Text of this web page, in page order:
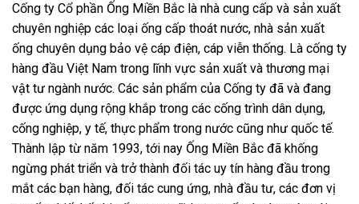
Cống ty Cổ phần Ống Miền Bắc là nhà cung cấp và sản xuất
chuyên nghiệp các loại ống cấp thoát nước, nhà sản xuất
ống chuyên dụng bảo vệ cáp điện, cáp viễn thống. Là cống ty
hàng đầu Việt Nam trong lĩnh vực sản xuất và thương mại
vật tư ngành nước. Các sản phẩm của Cống ty đã và đang
được ứng dụng rộng khắp trong các cống trình dân dụng,
cống nghiệp, y tế, thực phẩm trong nước cũng như quốc tế.
Thành lập từ năm 1993, tới nay Ống Miền Bắc đã khống
ngừng phát triển và trở thành đối tác uy tín hàng đầu trong
mắt các bạn hàng, đối tác cung ứng, nhà đầu tư, các đơn vị